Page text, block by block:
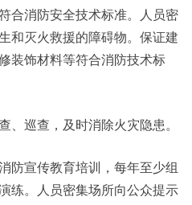
合消防安全技术标准。人员密
和灭火救援的障碍物。保证建
装饰材料等符合消防技术标
巡查，及时消除火灾隐患。
宣传教育培训，每年至少组
练。人员密集场所向公众提示